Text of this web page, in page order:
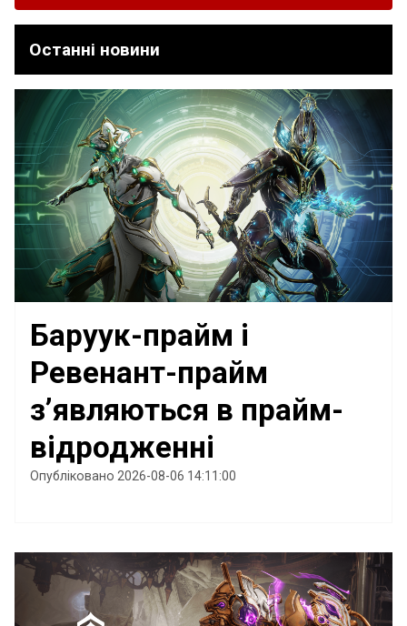
Останні новини
Баруук-прайм і
Ревенант-прайм
з’являються в прайм-
відродженні
Опубліковано 2026-08-06 14:11:00